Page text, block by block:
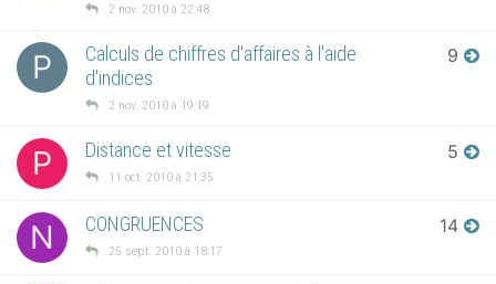
2 nov. 2010 à 22:48
P
Calculs de chiffres d'affaires à l'aide
d'indices
2 nov. 2010 à 19:19
9
P Distance et vitesse
11 oct. 2010 à 21:35
5
N CONGRUENCES
25 sept. 2010 à 18:17
14